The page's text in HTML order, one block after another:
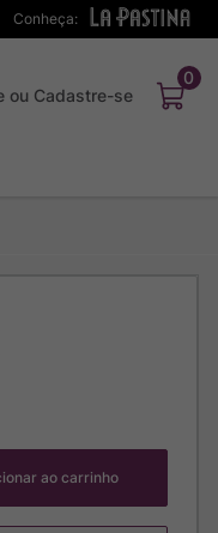
Conheça:
0
ao carrinho